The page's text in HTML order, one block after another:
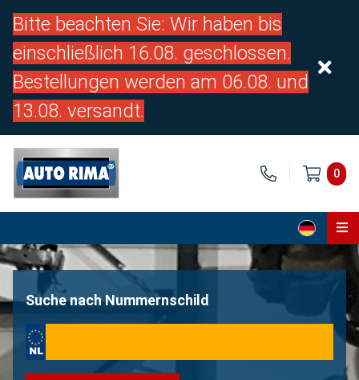
Bitte beachten Sie: Wir haben bis
einschließlich 16.08. geschlossen.
Bestellungen werden am 06.08. und
13.08. versandt.
0
Home
Über uns
Suche nach Nummernschild